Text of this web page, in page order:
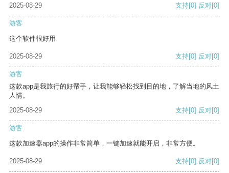
2025-08-29 支持[0] 反对[0]
游客
这个软件很好用
2025-08-29 支持[0] 反对[0]
游客
这款app是我旅行的好帮手，让我能够轻松找到目的地，了解当地的风土
人情。
2025-08-29
支持[0] 反对[0]
游客
这款加速器app的操作非常简单，一键加速就能开启，非常方便。
2025-08-29 支持[0] 反对[0]